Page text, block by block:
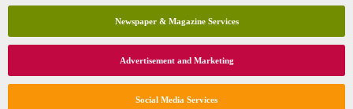
Newspaper & Magazine Services
Advertisement and Marketing
Social Media Services